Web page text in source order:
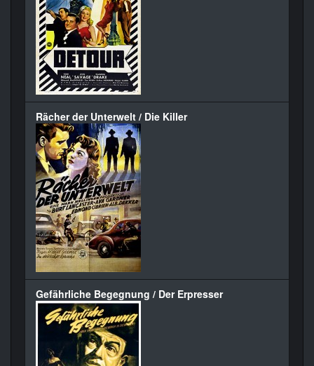
Rächer der Unterwelt / Die Killer
Gefährliche Begegnung / Der Erpresser